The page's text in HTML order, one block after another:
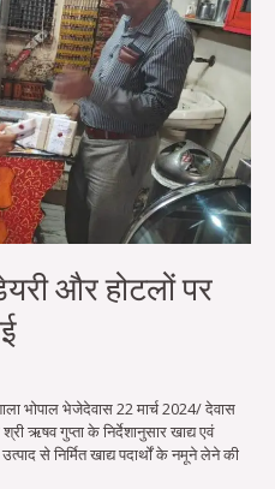
और होटलों पर
भोपाल भेजेदेवास 22 मार्च 2024/ देवास
ऋषव गुप्ता के निर्देशानुसार खाद्य एवं
से निर्मित खाद्य पदार्थों के नमूने लेने की